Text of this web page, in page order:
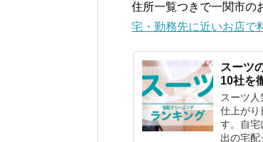
住所一覧つきで一関市の
宅・勤務先に近いお店で
スーツ
10社を
スーツ人
仕上がり
す。自宅
出の宅配